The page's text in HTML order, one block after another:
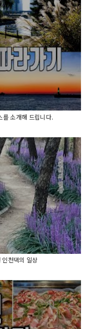
를 소개해 드립니다.
천댁의 일상